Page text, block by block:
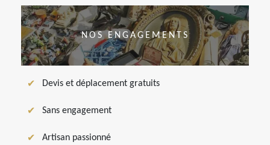
NOS ENGAGEMENTS
Devis et déplacement gratuits
Sans engagement
Artisan passionné